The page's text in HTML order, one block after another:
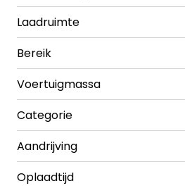
Laadruimte
Bereik
Voertuigmassa
Categorie
Aandrijving
Oplaadtijd